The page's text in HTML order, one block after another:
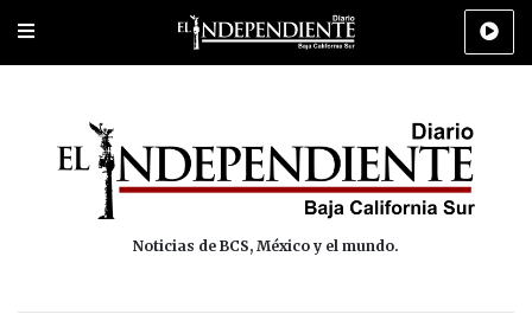
Portada Los Cabos Policiaca Deportes Cultura
Noticias de BCS, México y el mundo.